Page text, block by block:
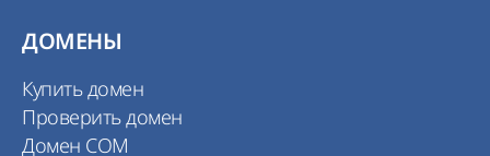
ДОМЕНЫ
Купить домен
Проверить домен
Домен COM